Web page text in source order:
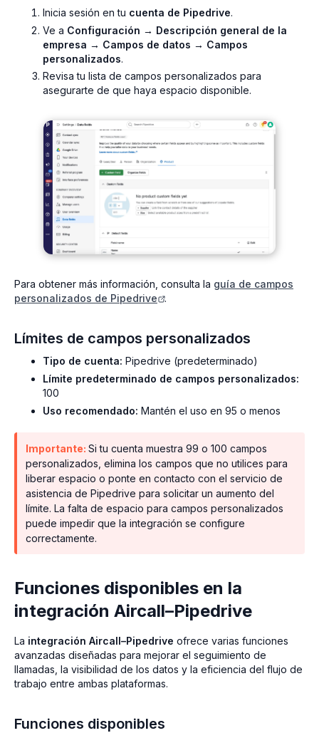
Inicia sesión en tu cuenta de Pipedrive.
Ve a Configuración → Descripción general de la
empresa → Campos de datos → Campos
personalizados.
Revisa tu lista de campos personalizados para
asegurarte de que haya espacio disponible.
Para obtener más información, consulta la guía de campos
personalizados de Pipedrive
.
Límites de campos personalizados
Tipo de cuenta: Pipedrive (predeterminado)
Límite predeterminado de campos personalizados:
100
Uso recomendado: Mantén el uso en 95 o menos
Importante: Si tu cuenta muestra 99 o 100 campos
personalizados, elimina los campos que no utilices para
liberar espacio o ponte en contacto con el servicio de
asistencia de Pipedrive para solicitar un aumento del
límite. La falta de espacio para campos personalizados
puede impedir que la integración se configure
correctamente.
Funciones disponibles en la
integración Aircall–Pipedrive
La integración Aircall–Pipedrive ofrece varias funciones
avanzadas diseñadas para mejorar el seguimiento de
llamadas, la visibilidad de los datos y la eficiencia del flujo de
trabajo entre ambas plataformas.
Funciones disponibles